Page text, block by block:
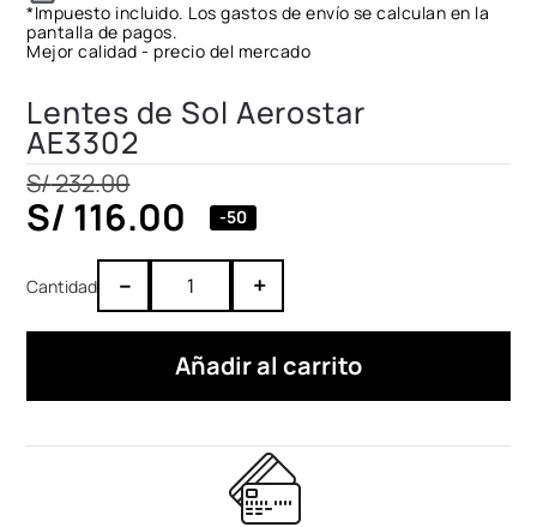
*Impuesto incluido. Los gastos de envío se calculan en la
pantalla de pagos.
Mejor calidad - precio del mercado
Lentes de Sol Aerostar
AE3302
S/232.00
S/ 116.00 -50
– +
Añadir al carrito